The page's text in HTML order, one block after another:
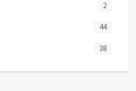
2
44
38